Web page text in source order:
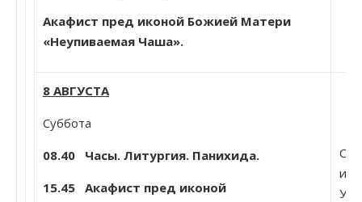
Акафист пред иконой Божией Матери
«Неупиваемая Чаша».
8 АВГУСТА
Суббота
08.40 Часы. Литургия. Панихида.
15.45 Акафист пред иконой